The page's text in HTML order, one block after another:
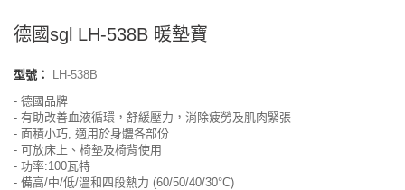
德國sgl LH-538B 暖墊寶
型號：
LH-538B
- 德國品牌
- 有助改善血液循環，舒緩壓力，消除疲勞及肌肉緊張
- 面積小巧, 適用於身體各部份
- 可放床上、椅墊及椅背使用
- 功率:100瓦特
- 備高/中/低/溫和四段熱力 (60/50/40/30°C)